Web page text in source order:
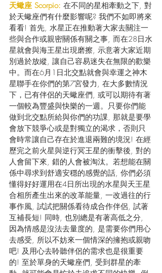
天蠍座 Scorpio: 在不同的星相牽動之下, 對
於天蠍座們有什麼影響呢? 我們不如即將來
看看! 首先, 水星正在推動著大家去關注一
些與合作或親密關係有關之事, 而在28日水
星就會與海王星出現磨擦, 示意著大家近期
別過於放縱, 讓自己容易迷失在無限的歡樂
中。而在6月1日北交點就會與幸運之神木
星聯手在你們的第7宮發力, 在大多數情況
下，已有伴侶的天蠍座們, 或可以期待有著
一個較為豐盛與快樂的一週。只要你們能
做到北交點所給與你們的功課, 那就是要學
會放下競爭心或是對獨立的渴求，否則只
會時常讓自己存在於進退兩難的境況! 在經
歷完之前火星與逆行冥王星的衝擊後, 對的
人會留下來, 錯的人會被淘汰。若想能在關
係中尋求到舒適安穩的感覺的話, 你們必須
懂得好好運用在4日所出現的水星與天王星
合相所產生出來的改革能量, 一改過往的行
事作風, 試試把關係看待成合作伴侶, 試著
互補長短! 同時, 也別總是有著高低之分,
因為情感是沒法去量度的, 是需要你們用心
去感受, 所以不妨來一個情深的擁抱或親吻
吧! 及用心去聆聽伴侶的需求也是很重要
的! 至於單身的天蠍座們, 受到群星的牽